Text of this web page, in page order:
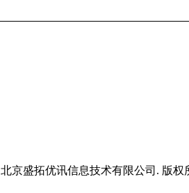
北京盛拓优讯信息技术有限公司. 版权